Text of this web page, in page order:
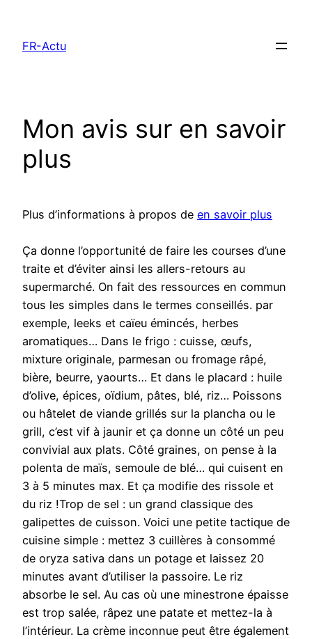
contenu
FR-Actu
Mon avis sur en savoir
plus
Plus d’informations à propos de en savoir plus
Ça donne l’opportunité de faire les courses d’une
traite et d’éviter ainsi les allers-retours au
supermarché. On fait des ressources en commun
tous les simples dans le termes conseillés. par
exemple, leeks et caïeu émincés, herbes
aromatiques… Dans le frigo : cuisse, œufs,
mixture originale, parmesan ou fromage râpé,
bière, beurre, yaourts… Et dans le placard : huile
d’olive, épices, oïdium, pâtes, blé, riz… Poissons
ou hâtelet de viande grillés sur la plancha ou le
grill, c’est vif à jaunir et ça donne un côté un peu
convivial aux plats. Côté graines, on pense à la
polenta de maïs, semoule de blé… qui cuisent en
3 à 5 minutes max. Et ça modifie des rissole et
du riz !Trop de sel : un grand classique des
galipettes de cuisson. Voici une petite tactique de
cuisine simple : mettez 3 cuillères à consommé
de oryza sativa dans un potage et laissez 20
minutes avant d’utiliser la passoire. Le riz
absorbe le sel. Au cas où une minestrone épaisse
est trop salée, râpez une patate et mettez-la à
l’intérieur. La crème inconnue peut être également